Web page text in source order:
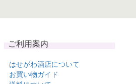
ご利用案内
はせがわ酒店について
お買い物ガイド